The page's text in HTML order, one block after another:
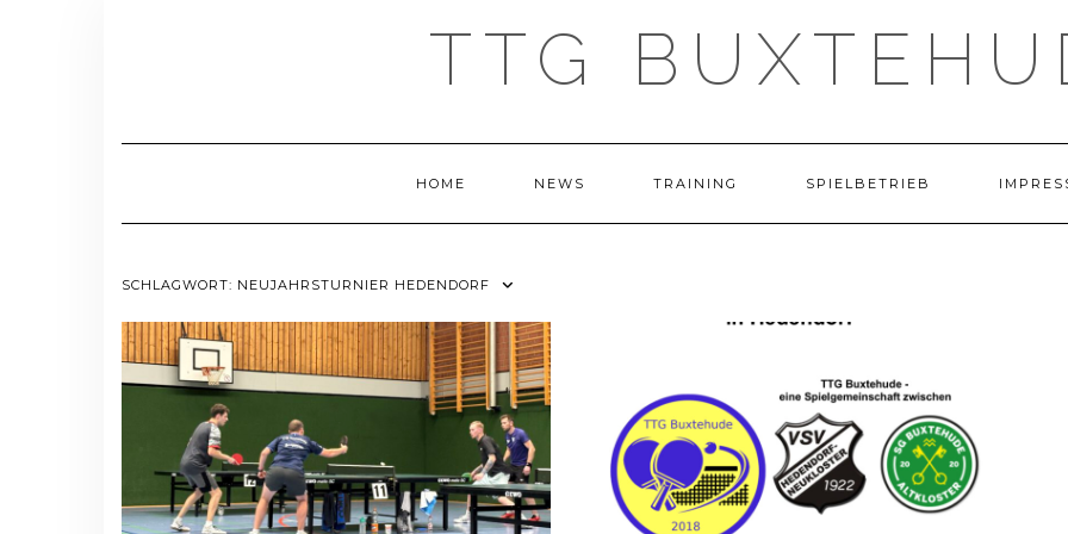
TTG
HOME NEWS TRAINING SPIELBETRIEB
SCHLAGWORT: NEUJAHRSTURNIER HEDENDORF